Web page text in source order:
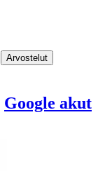
Arvostelut
Google akut